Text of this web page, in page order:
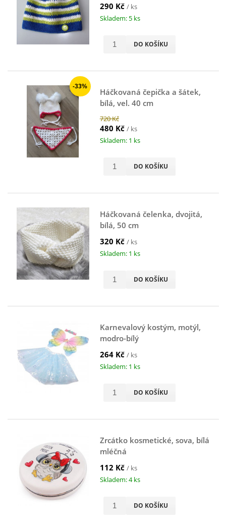
290 Kč / ks
Skladem: 5 ks
DO KOŠÍKU
-33%
Háčkovaná čepička a šátek,
bílá, vel. 40 cm
720 Kč
480 Kč / ks
Skladem: 1 ks
DO KOŠÍKU
Háčkovaná čelenka, dvojitá,
bílá, 50 cm
320 Kč / ks
Skladem: 1 ks
DO KOŠÍKU
Karnevalový kostým, motýl,
modro-bílý
264 Kč / ks
Skladem: 1 ks
DO KOŠÍKU
Zrcátko kosmetické, sova, bílá
mléčná
112 Kč / ks
Skladem: 4 ks
DO KOŠÍKU